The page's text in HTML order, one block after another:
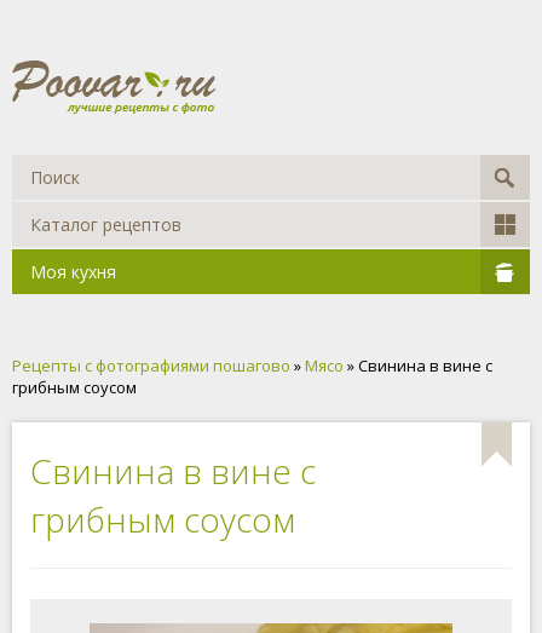
Каталог рецептов
Моя кухня
Рецепты с фотографиями пошагово »Мясо » Свинина в вине с
грибным соусом
Свинина в вине с
грибным соусом